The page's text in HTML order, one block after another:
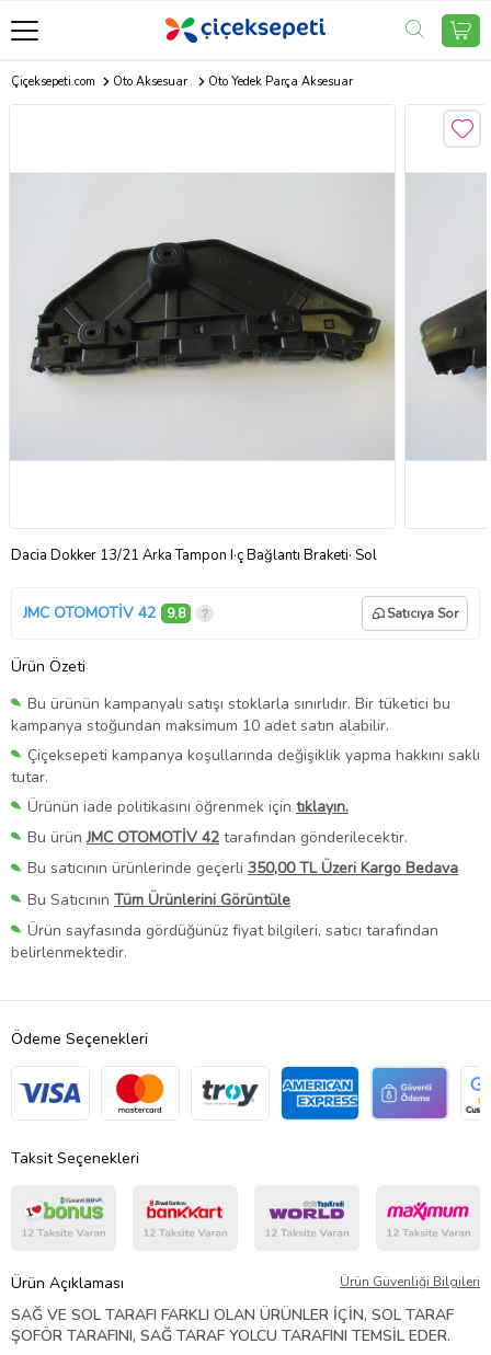
Çiçeksepeti.com Oto Aksesuar Oto Yedek Parça Aksesuar
Dacia Dokker 13/21 Arka Tampon I·ç Bağlantı Braketi· Sol
JMC OTOMOTİV 42 9,8 Satıcıya Sor
Ürün Özeti
Bu ürünün kampanyalı satışı stoklarla sınırlıdır. Bir tüketici bu
kampanya stoğundan maksimum 10 adet satın alabilir.
Çiçeksepeti kampanya koşullarında değişiklik yapma hakkını saklı
tutar.
Ürünün iade politikasını öğrenmek için tıklayın.
Bu ürünJMC OTOMOTİV 42 tarafından gönderilecektir.
Bu satıcının ürünlerinde geçerli 350,00 TL Üzeri Kargo Bedava
Bu Satıcının Tüm Ürünlerini Görüntüle
Ürün sayfasında gördüğünüz fiyat bilgileri, satıcı tarafından
belirlenmektedir.
Ödeme Seçenekleri
Taksit Seçenekleri
Ürün Açıklaması Ürün Güvenliği Bilgileri
SAĞ VE SOL TARAFI FARKLI OLAN ÜRÜNLER İÇİN, SOL TARAF
ŞOFÖR TARAFINI, SAĞ TARAF YOLCU TARAFINI TEMSİL EDER.